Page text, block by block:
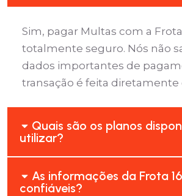
Sim, pagar Multas com a Frota
totalmente seguro. Nós não
dados importantes de
transação é feita diretamente
Quais são os planos
utilizar?
As informações da Frota
confiáveis?